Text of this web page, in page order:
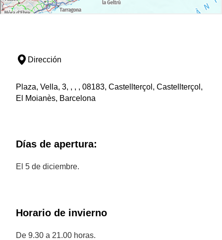
Dirección
Plaza, Vella, 3, , , , 08183, Castellterçol, Castellterçol,
El Moianès, Barcelona
Días de apertura:
El 5 de diciembre.
Horario de invierno
De 9.30 a 21.00 horas.